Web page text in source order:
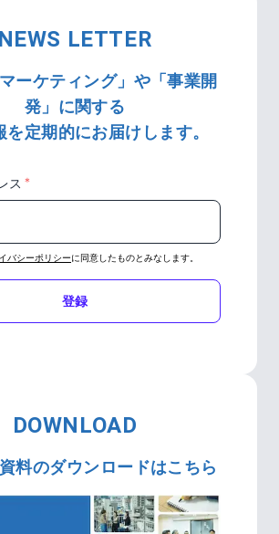
NEWS LETTER
マーケティング」や「事業開
発」に関する
を定期的にお届けします。
ス ＊
バシーポリシーに同意したものとみなします。
登録
DOWNLOAD
料のダウンロードはこちら